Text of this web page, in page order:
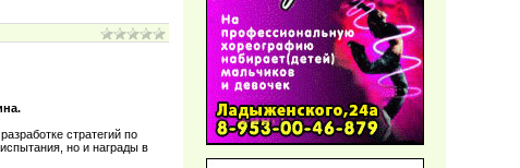
стратегий по
но и награды в